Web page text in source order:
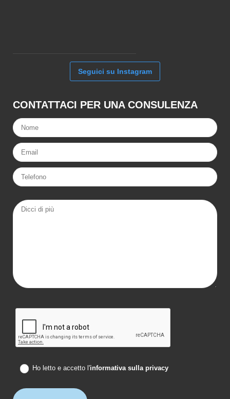
Seguici su Instagram
CONTATTACI PER UNA CONSULENZA
Ho letto e accetto l'informativa sulla privacy